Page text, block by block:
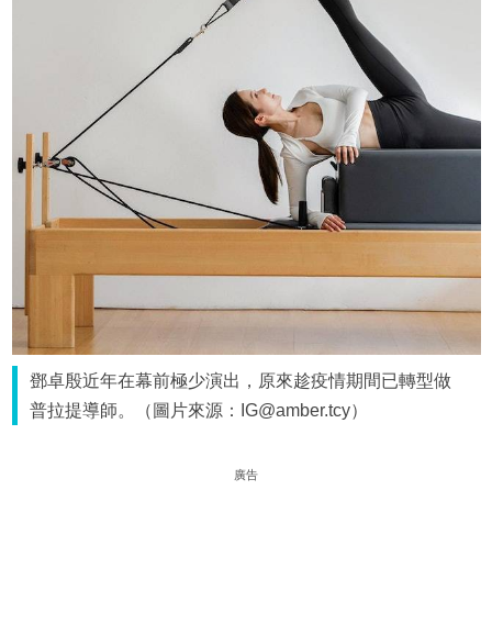
鄧卓殷近年在幕前極少演出，原來趁疫情期間已轉型做
普拉提導師。（圖片來源：IG@amber.tcy）
廣告